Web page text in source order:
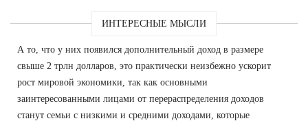
ИНТЕРЕСНЫЕ МЫСЛИ
А то, что у них появился дополнительный доход в размере
свыше 2 трлн долларов, это практически неизбежно ускорит
рост мировой экономики, так как основными
заинтересованными лицами от перераспределения доходов
станут семьи с низкими и средними доходами, которые